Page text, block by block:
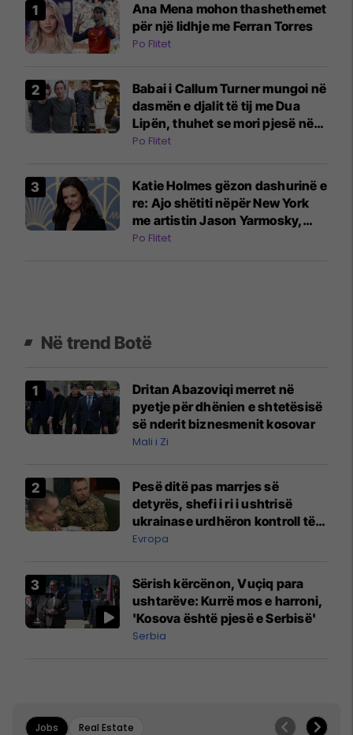
Ana Mena mohon thashethemet
për një lidhje me Ferran Torres
Po Flitet
Babai i Callum Turner mungoi në
dasmën e djalit të tij me Dua
Lipën, thuhet se mori pjesë në
një tjetër ceremoni martesore në
Po Flitet
Katie Holmes gëzon dashurinë e
re: Ajo shëtiti nëpër New York
me artistin Jason Yarmosky,
duke i mbajtur dorën
Po Flitet
Në trend Botë
Dritan Abazoviqi merret në
pyetje për dhënien e shtetësisë
së nderit biznesmenit kosovar
Mali i Zi
Pesë ditë pas marrjes së
detyrës, shefi i ri i ushtrisë
ukrainase urdhëron kontroll të
madh
Evropa
Sërish kërcënon, Vuçiq para
ushtarëve: Kurrë mos e harroni,
'Kosova është pjesë e Serbisë'
Serbia
Jobs Real Estate